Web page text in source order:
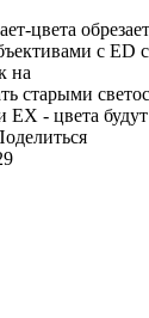
цвета
c ED
на
старыми
- цвета